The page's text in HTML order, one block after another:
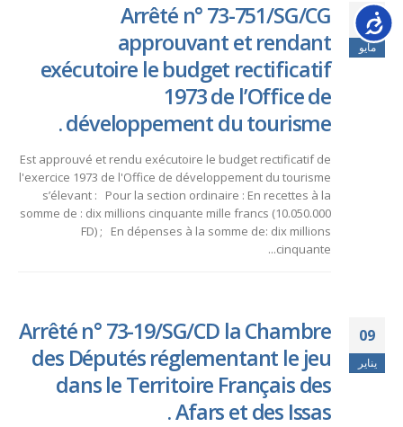
09
مايو
Arrêté n° 73-751/SG/CG
approuvant et rendant
exécutoire le budget rectificatif
1973 de l’Office de
développement du tourisme .
Est approuvé et rendu exécutoire le budget rectificatif de
l'exercice 1973 de l'Office de développement du tourisme
s’élevant : Pour la section ordinaire : En recettes à la
somme de : dix millions cinquante mille francs (10.050.000
FD) ; En dépenses à la somme de: dix millions
cinquante...
09
يناير
Arrêté n° 73-19/SG/CD la Chambre
des Députés réglementant le jeu
dans le Territoire Français des
Afars et des Issas .